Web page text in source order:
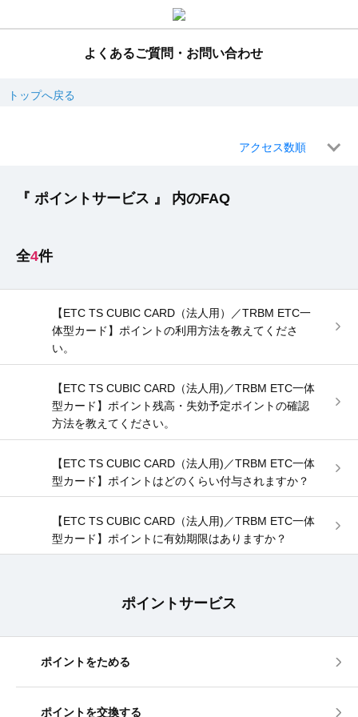
よくあるご質問・お問い合わせ
トップへ戻る
アクセス数順
『 ポイントサービス 』 内のFAQ
4
【ETC TS CUBIC CARD（法人用）／TRBM ETC一
体型カード】ポイントの利用方法を教えてくださ
い。
【ETC TS CUBIC CARD（法人用)／TRBM ETC一体
型カード】ポイント残高・失効予定ポイントの確認
方法を教えてください。
【ETC TS CUBIC CARD（法人用)／TRBM ETC一体
型カード】ポイントはどのくらい付与されますか？
【ETC TS CUBIC CARD（法人用)／TRBM ETC一体
型カード】ポイントに有効期限はありますか？
ポイントサービス
ポイントをためる
ポイントを交換する